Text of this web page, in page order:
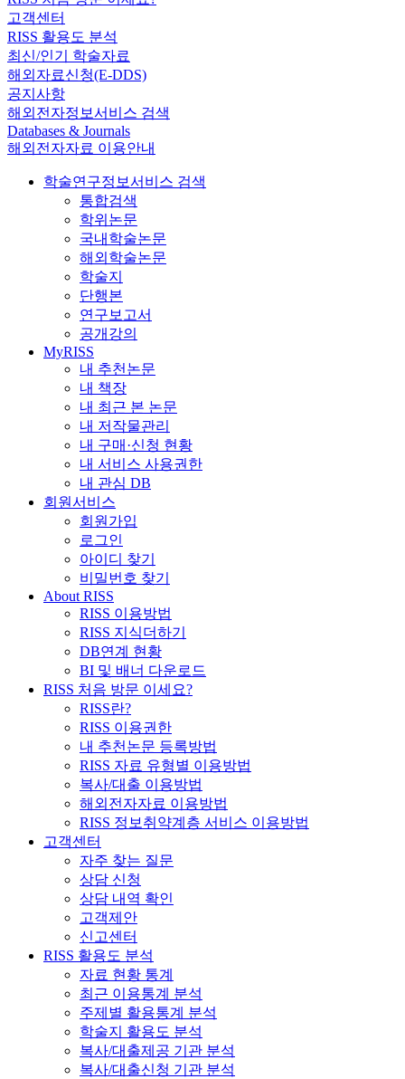
고객센터
RISS 활용도 분석
최신/인기 학술자료
해외자료신청(E-DDS)
공지사항
해외전자정보서비스 검색
Databases & Journals
해외전자자료 이용안내
학술연구정보서비스 검색
통합검색
학위논문
국내학술논문
해외학술논문
학술지
단행본
연구보고서
공개강의
MyRISS
내 추천논문
내 책장
내 최근 본 논문
내 저작물관리
내 구매·신청 현황
내 서비스 사용권한
내 관심 DB
회원서비스
회원가입
로그인
아이디 찾기
비밀번호 찾기
About RISS
RISS 이용방법
RISS 지식더하기
DB연계 현황
BI 및 배너 다운로드
RISS 처음 방문 이세요?
RISS란?
RISS 이용권한
내 추천논문 등록방법
RISS 자료 유형별 이용방법
복사/대출 이용방법
해외전자자료 이용방법
RISS 정보취약계층 서비스 이용방법
고객센터
자주 찾는 질문
상담 신청
상담 내역 확인
고객제안
신고센터
RISS 활용도 분석
자료 현황 통계
최근 이용통계 분석
주제별 활용통계 분석
학술지 활용도 분석
복사/대출제공 기관 분석
복사/대출신청 기관 분석